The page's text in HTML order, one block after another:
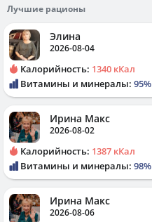
Лучшие рационы
Элина
2026-08-04
Калорийность: 1340 кКал
Витамины и минералы: 95%
Ирина Макс
2026-08-02
Калорийность: 1387 кКал
Витамины и минералы: 98%
Ирина Макс
2026-08-06